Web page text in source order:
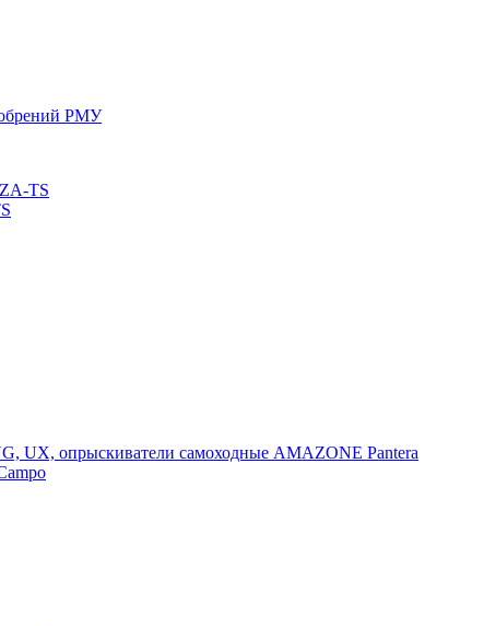
РМУ
TS
UX, опрыскиватели самоходные AMAZONE Pantera